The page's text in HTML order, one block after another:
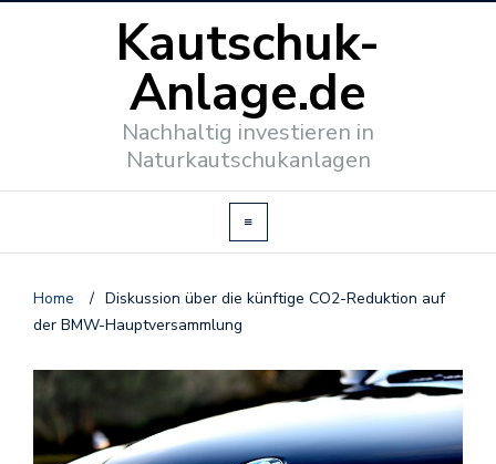
Kautschuk-
Anlage.de
Nachhaltig investieren in
Naturkautschukanlagen
Home / Diskussion über die künftige CO2-Reduktion auf
der BMW-Hauptversammlung